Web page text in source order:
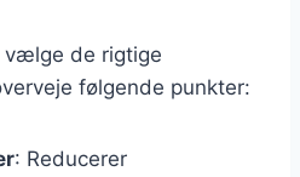
de rigtige
følgende punkter:
: Reducerer